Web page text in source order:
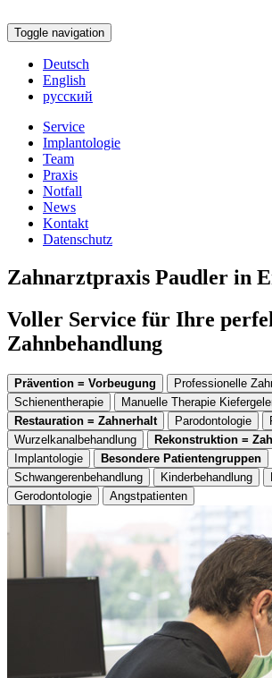
Toggle navigation
Deutsch
English
русский
Service
Implantologie
Team
Praxis
Notfall
News
Kontakt
Datenschutz
Zahnarztpraxis Paudler in
Voller Service für Ihre
Zahnbehandlung
Prävention = Vorbeugung
Professionelle
Schienentherapie
Manuelle Therapie
Restauration = Zahnerhalt
Parodontologie
Wurzelkanalbehandlung
Rekonstruktion =
Implantologie
Besondere Patientengruppen
Schwangerenbehandlung
Kinderbehandlung
Gerodontologie
Angstpatienten